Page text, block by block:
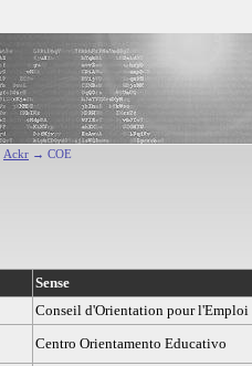
Ackr → COE
Sense
Conseil d'Orientation pour l'Emploi
Centro Orientamento Educativo